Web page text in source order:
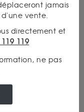
jamais
vente.
directement et
119
ne pas